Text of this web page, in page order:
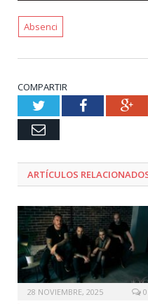
Absenci
COMPARTIR
TwitterFacebook
Email
ARTÍCULOS
28 NOVIEMBRE, 2025 0